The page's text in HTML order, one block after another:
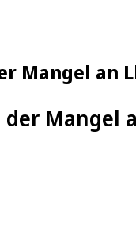
Mangel an
Mangel